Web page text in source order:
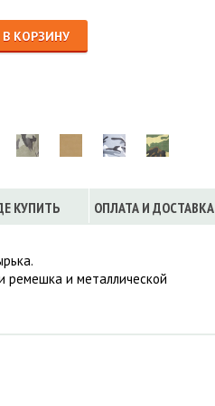
ТРУСЫ
ЮБКИ, ПЛАТЬЯ
В КОРЗИНУ
КУПИТЬ ОПЛАТА И ДОСТАВКА
ремешка и металлической